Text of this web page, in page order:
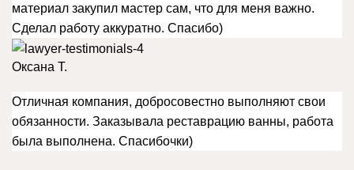
материал закупил мастер сам, что для меня важно.
Сделал работу аккуратно. Спасибо)
Оксана Т.
Отличная компания, добросовестно выполняют свои
обязанности. Заказывала реставрацию ванны, работа
была выполнена. Спасибочки)